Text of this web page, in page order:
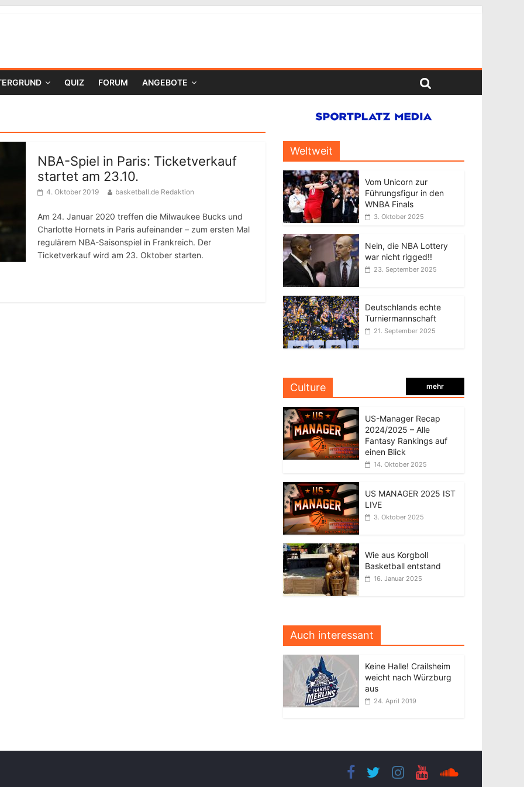
QUIZ FORUM ANGEBOTE
NBA-Spiel in Paris: Ticketverkauf
startet am 23.10.
4. Oktober 2019 basketball.de Redaktion
Am 24. Januar 2020 treffen die Milwaukee Bucks und
Charlotte Hornets in Paris aufeinander – zum ersten Mal
regulärem NBA-Saisonspiel in Frankreich. Der
Ticketverkauf wird am 23. Oktober starten.
Weltweit
Vom Unicorn zur
Führungsfigur in den
WNBA Finals
3. Oktober 2025
Nein, die NBA Lottery
war nicht rigged!!
23. September 2025
Deutschlands echte
Turniermannschaft
21. September 2025
Culture mehr
US-Manager Recap
2024/2025 – Alle
Fantasy Rankings auf
einen Blick
14. Oktober 2025
US MANAGER 2025 IST
LIVE
3. Oktober 2025
Wie aus Korgboll
Basketball entstand
16. Januar 2025
Auch interessant
Keine Halle! Crailsheim
weicht nach Würzburg
aus
24. April 2019